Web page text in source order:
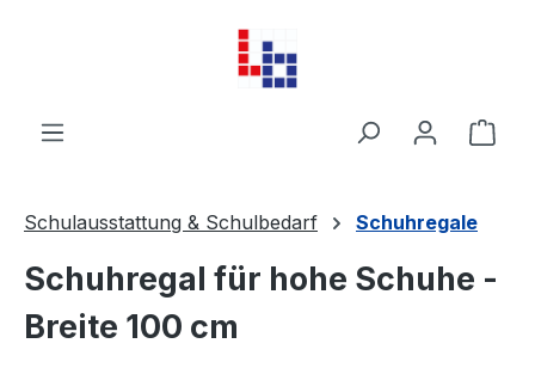
Zum Hauptinhalt springen
Schulausstattung & Schulbedarf Schuhregale
Schuhregal für hohe Schuhe -
Breite 100 cm